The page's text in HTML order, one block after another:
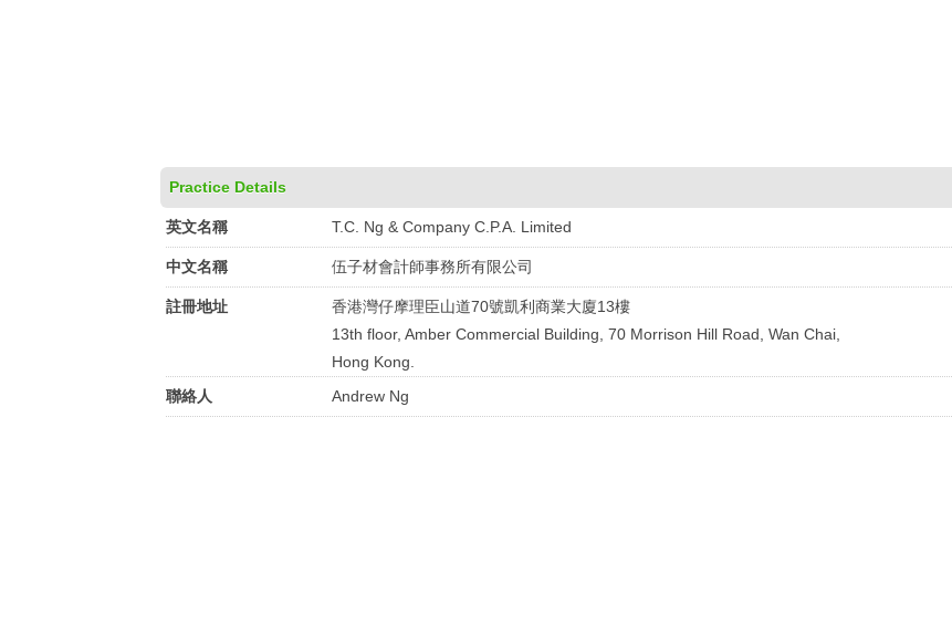
Practice Details
英文名稱 T.C. Ng & Company C.P.A. Limited
中文名稱 伍子材會計師事務所有限公司
註冊地址
香港灣仔摩理臣山道70號凱利商業大廈13樓
13th floor, Amber Commercial Building, 70 Morrison Hill Road, Wan Chai,
Hong Kong.
聯絡人
Andrew Ng